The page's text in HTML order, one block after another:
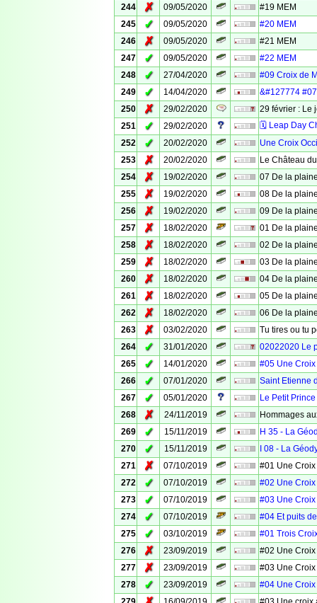
244
✗ 09/05/2020
#19 MEM
245
✓ 09/05/2020
#20 MEM
246
✗ 09/05/2020
#21 MEM
247
✓ 09/05/2020
#22 MEM
248
✓ 27/04/2020
#09 Croix de
249
✓ 14/04/2020
&#127774
250
✗ 29/02/2020
29 février : Le
251
✓ 29/02/2020
🗓 Leap Day
252
✓ 20/02/2020
Une Croix
253
✗ 20/02/2020
Le Château
254
✗ 19/02/2020
07 De la
255
✗ 19/02/2020
08 De la
256
✗ 19/02/2020
09 De la
257
✗ 18/02/2020
01 De la
258
✗ 18/02/2020
02 De la
259
✗ 18/02/2020
03 De la
260
✗ 18/02/2020
04 De la
261
✗ 18/02/2020
05 De la
262
✗ 18/02/2020
06 De la
263
✗ 03/02/2020
Tu tires ou tu
264
✓ 31/01/2020
02022020 Le
265
✓ 14/01/2020
#05 Une Croix
266
✓ 07/01/2020
Saint Etienne
267
✓ 05/01/2020
Le Petit Prince
268
✗ 24/11/2019
Hommages
269
✓ 15/11/2019
H 35 - La
270
✓ 15/11/2019
I 08 - La
271
✗ 07/10/2019
#01 Une Croix
272
✓ 07/10/2019
#02 Une Croix
273
✓ 07/10/2019
#03 Une Croix
274
✓ 07/10/2019
#04 Et puits
275
✓ 03/10/2019
#01 Trois
276
✗ 23/09/2019
#02 Une
277
✗ 23/09/2019
#03 Une
278
✓ 23/09/2019
#04 Une